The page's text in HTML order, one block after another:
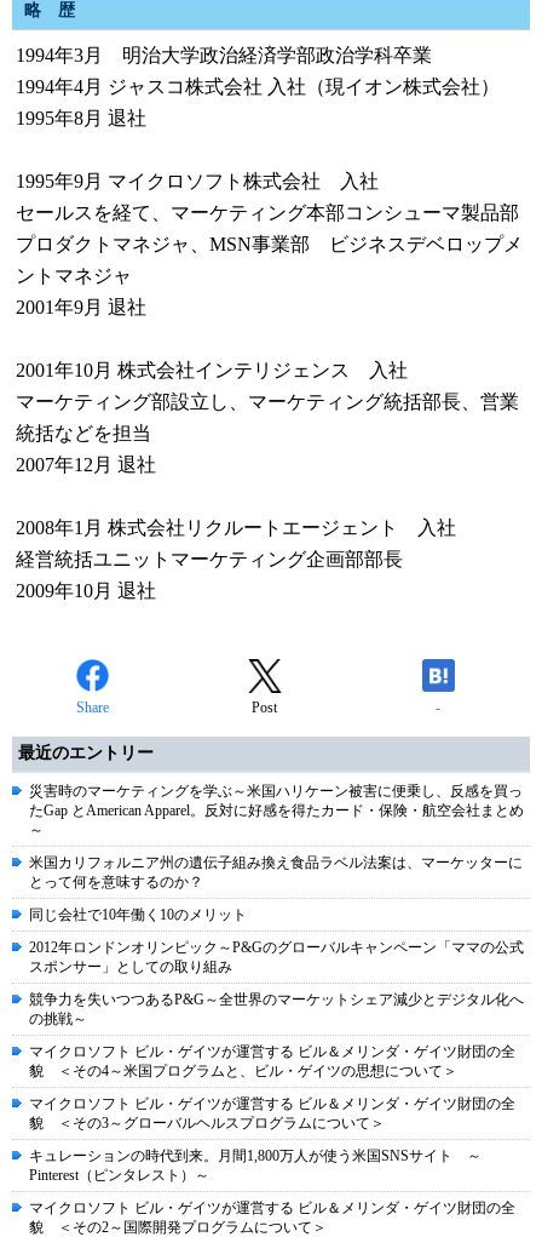
略 歴
1994年3月 明治大学政治経済学部政治学科卒業
1994年4月 ジャスコ株式会社 入社（現イオン株式会社）
1995年8月 退社
1995年9月 マイクロソフト株式会社 入社
セールスを経て、マーケティング本部コンシューマ製品部
プロダクトマネジャ、MSN事業部 ビジネスデベロップメ
ントマネジャ
2001年9月 退社
2001年10月 株式会社インテリジェンス 入社
マーケティング部設立し、マーケティング統括部長、営業
統括などを担当
2007年12月 退社
2008年1月 株式会社リクルートエージェント 入社
経営統括ユニットマーケティング企画部部長
2009年10月 退社
Share Post -
最近のエントリー
災害時のマーケティングを学ぶ～米国ハリケーン被害に便乗し、反感を買っ
たGap とAmerican Apparel。反対に好感を得たカード・保険・航空会社まとめ
～
米国カリフォルニア州の遺伝子組み換え食品ラベル法案は、マーケッターに
とって何を意味するのか？
同じ会社で10年働く10のメリット
2012年ロンドンオリンピック～P&Gのグローバルキャンペーン「ママの公式
スポンサー」としての取り組み
競争力を失いつつあるP&G～全世界のマーケットシェア減少とデジタル化へ
の挑戦～
マイクロソフト ビル・ゲイツが運営する ビル＆メリンダ・ゲイツ財団の全
貌 ＜その4～米国プログラムと、ビル・ゲイツの思想について＞
マイクロソフト ビル・ゲイツが運営する ビル＆メリンダ・ゲイツ財団の全
貌 ＜その3～グローバルヘルスプログラムについて＞
キュレーションの時代到来。月間1,800万人が使う米国SNSサイト ～
Pinterest（ピンタレスト）～
マイクロソフト ビル・ゲイツが運営する ビル＆メリンダ・ゲイツ財団の全
貌 ＜その2～国際開発プログラムについて＞